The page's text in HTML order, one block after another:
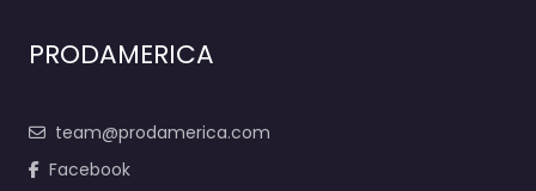
PRODAMERICA
team@prodamerica.com
Facebook